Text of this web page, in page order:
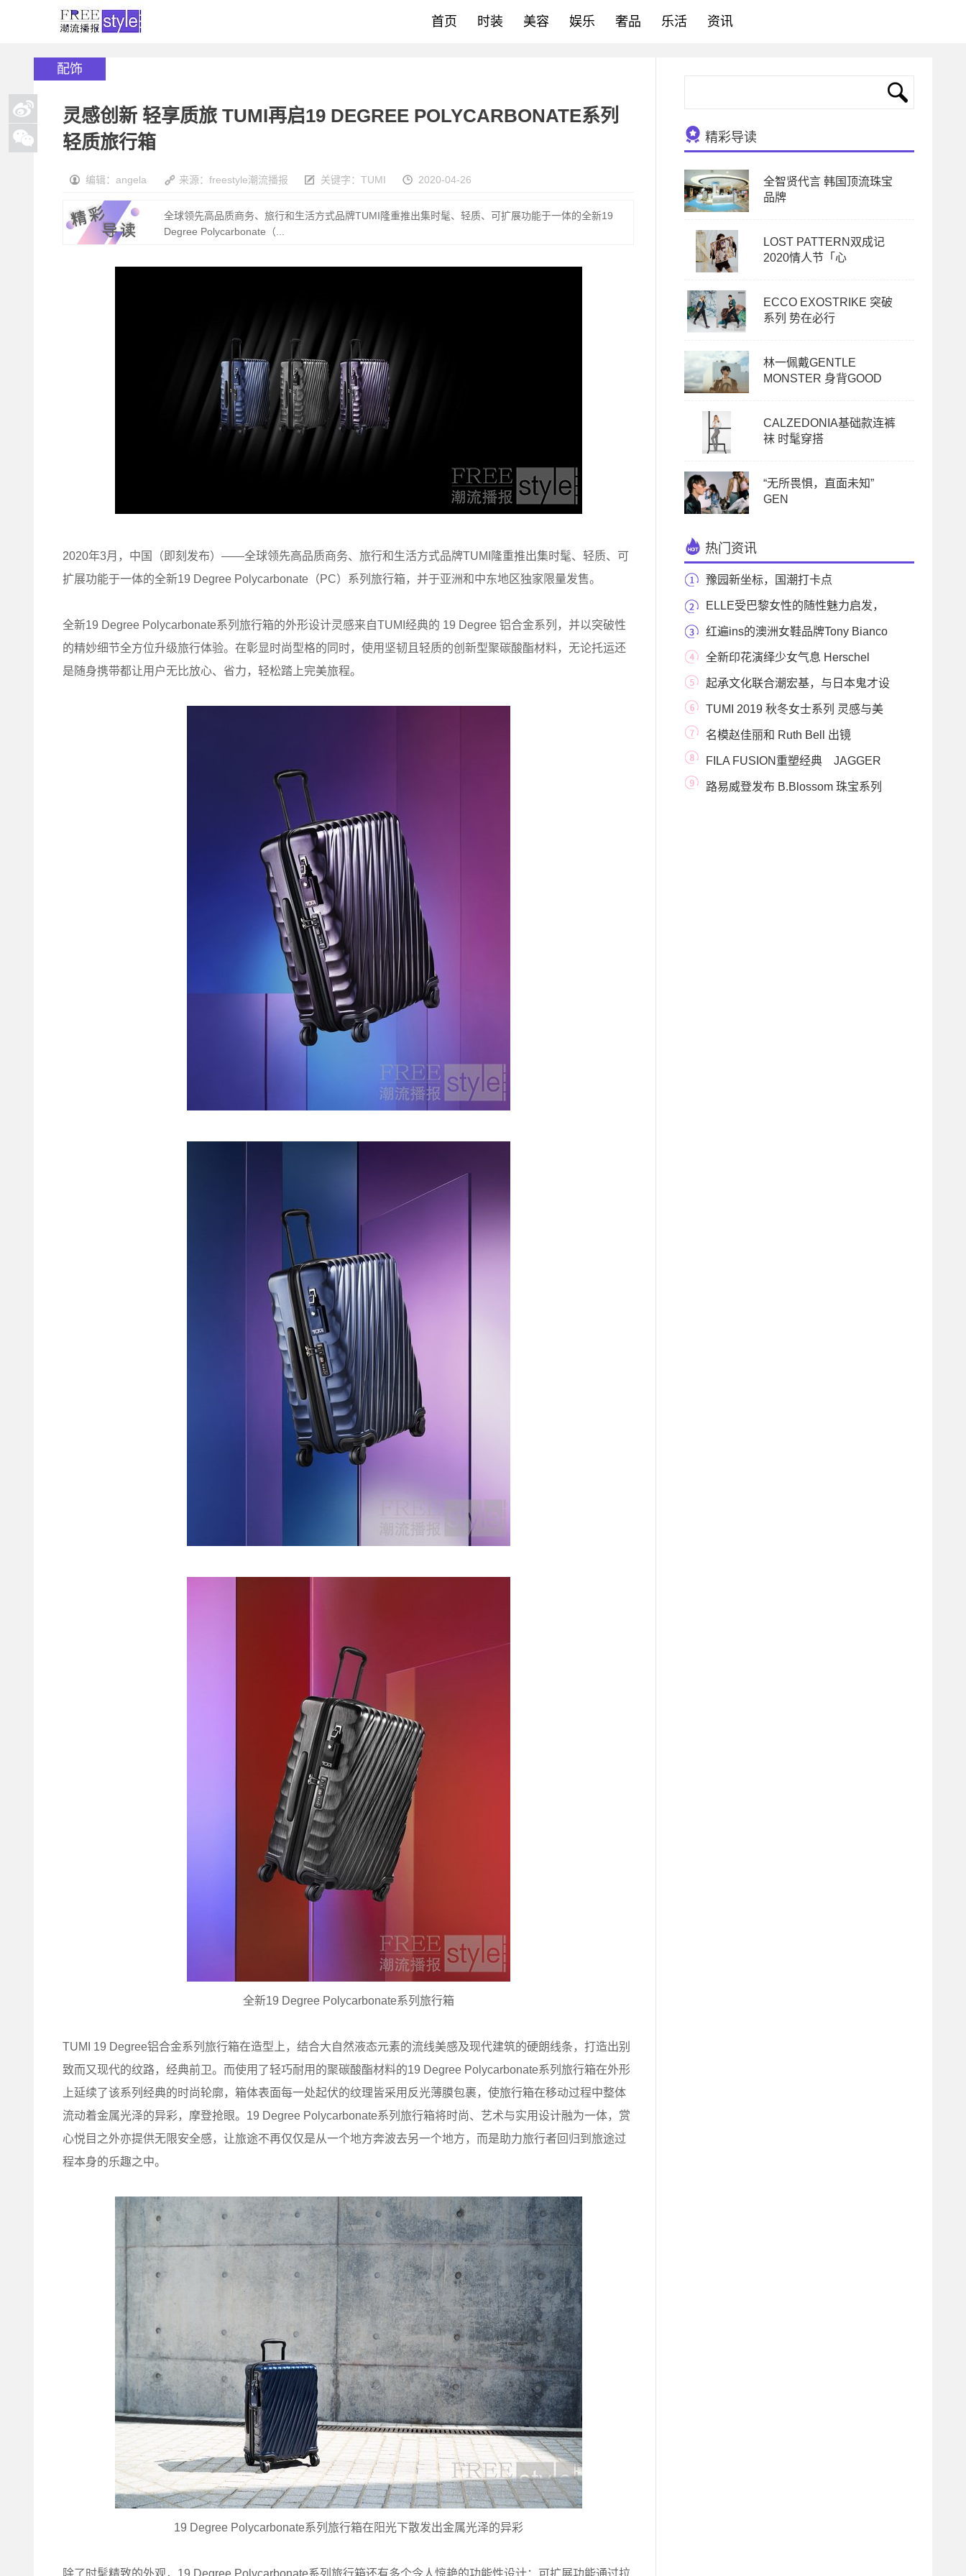
首页 时装 美容 娱乐 奢品 乐活 资讯
配饰
灵感创新 轻享质旅 TUMI再启19 DEGREE POLYCARBONATE系列
轻质旅行箱
编辑：angela 来源：freestyle潮流播报 关键字： TUMI 2020-04-26
全球领先高品质商务、旅行和生活方式品牌TUMI隆重推出集时髦、轻质、可扩展功能于一体的全新19
Degree Polycarbonate（...
2020年3月，中国（即刻发布）——全球领先高品质商务、旅行和生活方式品牌TUMI隆重推出集时髦、轻质、可
扩展功能于一体的全新19 Degree Polycarbonate（PC）系列旅行箱，并于亚洲和中东地区独家限量发售。
全新19 Degree Polycarbonate系列旅行箱的外形设计灵感来自TUMI经典的 19 Degree 铝合金系列，并以突破性
的精妙细节全方位升级旅行体验。在彰显时尚型格的同时，使用坚韧且轻质的创新型聚碳酸酯材料，无论托运还
是随身携带都让用户无比放心、省力，轻松踏上完美旅程。
全新19 Degree Polycarbonate系列旅行箱
TUMI 19 Degree铝合金系列旅行箱在造型上，结合大自然液态元素的流线美感及现代建筑的硬朗线条，打造出别
致而又现代的纹路，经典前卫。而使用了轻巧耐用的聚碳酸酯材料的19 Degree Polycarbonate系列旅行箱在外形
上延续了该系列经典的时尚轮廓，箱体表面每一处起伏的纹理皆采用反光薄膜包裹，使旅行箱在移动过程中整体
流动着金属光泽的异彩，摩登抢眼。19 Degree Polycarbonate系列旅行箱将时尚、艺术与实用设计融为一体，赏
心悦目之外亦提供无限安全感，让旅途不再仅仅是从一个地方奔波去另一个地方，而是助力旅行者回归到旅途过
程本身的乐趣之中。
19 Degree Polycarbonate系列旅行箱在阳光下散发出金属光泽的异彩
除了时髦精致的外观，19 Degree Polycarbonate系列旅行箱还有多个令人惊艳的功能性设计：可扩展功能通过拉
精彩导读
全智贤代言 韩国顶流珠宝
品牌
LOST PATTERN双成记
2020情人节「心
ECCO EXOSTRIKE 突破
系列 势在必行
林一佩戴GENTLE
MONSTER 身背GOOD
CALZEDONIA基础款连裤
袜 时髦穿搭
“无所畏惧，直面未知”
GEN
热门资讯
豫园新坐标，国潮打卡点
ELLE受巴黎女性的随性魅力启发，
为秋季推出全新
红遍ins的澳洲女鞋品牌Tony Bianco
正式进入中国
全新印花演绎少女气息 Herschel
Supply与Hello Kitty再
起承文化联合潮宏基，与日本鬼才设
计师佐藤大
TUMI 2019 秋冬女士系列 灵感与美
学的探索之旅
名模赵佳丽和 Ruth Bell 出镜
CHARLES & KEITH 2020 春
FILA FUSION重塑经典 JAGGER
OG元年配色诠释复古灵魂
路易威登发布 B.Blossom 珠宝系列